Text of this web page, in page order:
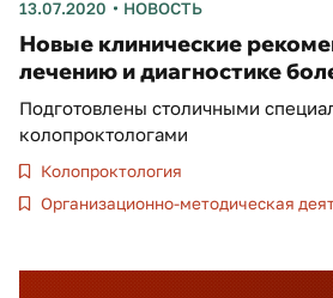
13.07.2020 НОВОСТЬ
Новые клинические
лечению и диагностике
Подготовлены столичными
колопроктологами
Колопроктология
Организационно-методическая